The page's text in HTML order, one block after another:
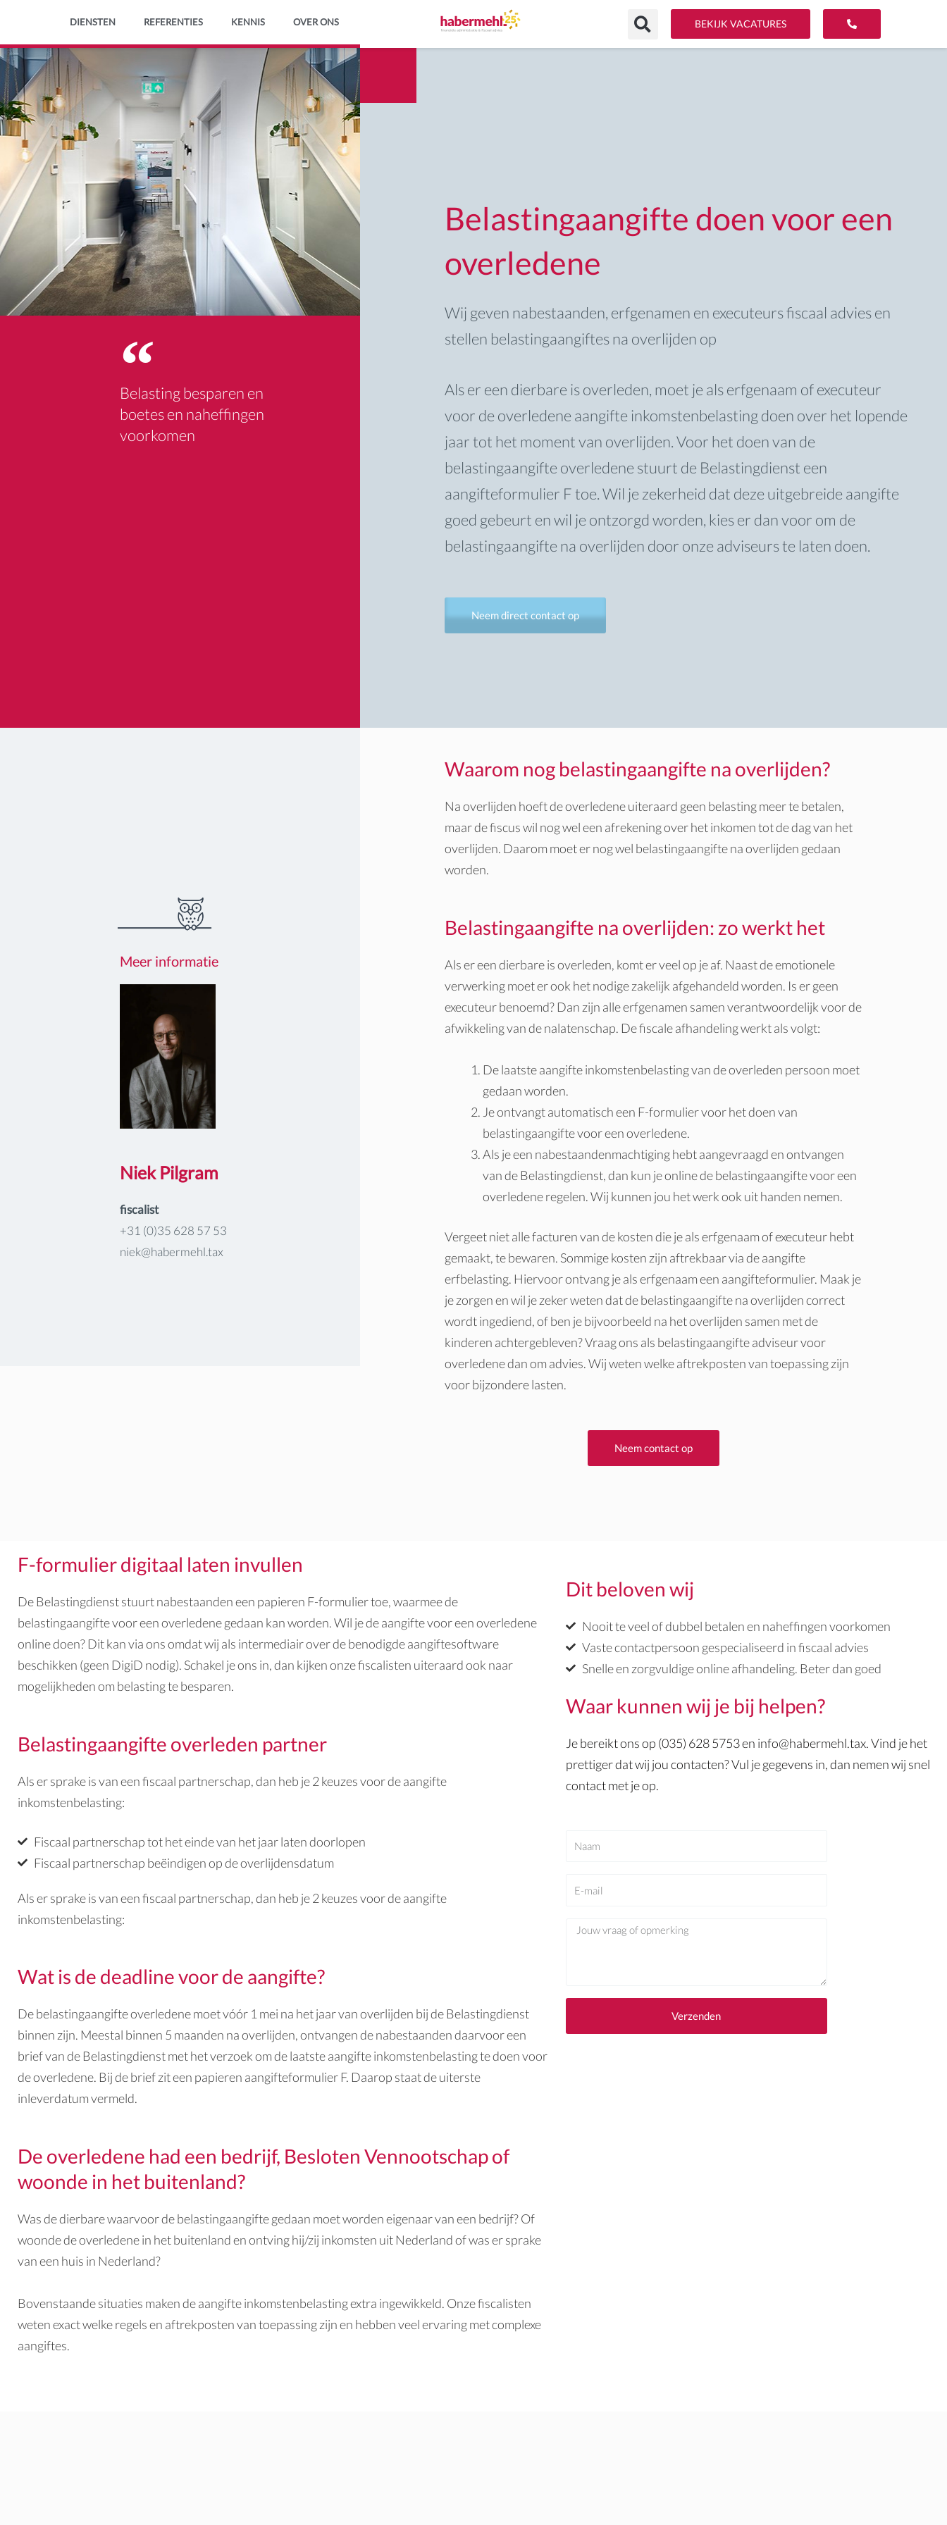
de
content
DIENSTEN REFERENTIES KENNIS OVER ONS BEKIJK VACATURES
Belasting besparen en
boetes en naheffingen
voorkomen
Belastingaangifte doen voor een
overledene
Wij geven nabestaanden, erfgenamen en executeurs fiscaal advies en
stellen belastingaangiftes na overlijden op
Als er een dierbare is overleden, moet je als erfgenaam of executeur
voor de overledene aangifte inkomstenbelasting doen over het lopende
jaar tot het moment van overlijden. Voor het doen van de
belastingaangifte overledenestuurt de Belastingdienst een
aangifteformulier F toe. Wil je zekerheid dat deze uitgebreide aangifte
goed gebeurt en wil je ontzorgd worden, kies er dan voor om de
belastingaangifte na overlijden door onze adviseurs te laten doen.
Neem direct contact op
Meer informatie
Niek Pilgram
fiscalist
+31 (0)35 628 57 53
niek@habermehl.tax
Waarom nog belastingaangifte na overlijden?
Na overlijden hoeft de overledene uiteraard geen belasting meer te betalen,
maar de fiscus wil nog wel een afrekening over het inkomen tot de dag van het
overlijden. Daarom moet er nog wel belastingaangifte na overlijden gedaan
worden.
Belastingaangifte na overlijden: zo werkt het
Als er een dierbare is overleden, komt er veel op je af. Naast de emotionele
verwerking moet er ook het nodige zakelijk afgehandeld worden. Is er geen
executeur benoemd? Dan zijn alle erfgenamen samen verantwoordelijk voor de
afwikkeling van de nalatenschap. De fiscale afhandeling werkt als volgt:
De laatste aangifte inkomstenbelasting van de overleden persoon moet
gedaan worden.
Je ontvangt automatisch een F-formulier voor het doen van
belastingaangifte voor een overledene.
Als je een nabestaandenmachtiging hebt aangevraagd en ontvangen
van de Belastingdienst, dan kun je online de belastingaangifte voor een
overledene regelen. Wij kunnen jou het werk ook uit handen nemen.
Vergeet niet alle facturen van de kosten die je als erfgenaam of executeur hebt
gemaakt, te bewaren. Sommige kosten zijn aftrekbaar via de aangifte
erfbelasting. Hiervoor ontvang je als erfgenaam een aangifteformulier. Maak je
je zorgen en wil je zeker weten dat de belastingaangifte na overlijden correct
wordt ingediend, of ben je bijvoorbeeld na het overlijden samen met de
kinderen achtergebleven? Vraag ons als belastingaangifte adviseur voor
overledene dan om advies. Wij weten welke aftrekposten van toepassing zijn
voor bijzondere lasten.
Neem contact op
F-formulier digitaal laten invullen
De Belastingdienst stuurt nabestaanden een papieren F-formulier toe, waarmee de
belastingaangifte voor een overledenegedaan kan worden. Wil je de aangifte voor een overledene
online doen? Dit kan via ons omdat wij als intermediair over de benodigde aangiftesoftware
beschikken (geen DigiD nodig). Schakel je ons in, dan kijken onze fiscalisten uiteraard ook naar
mogelijkheden om belasting te besparen.
Belastingaangifte overleden partner
Als er sprake is van een fiscaal partnerschap, dan heb je 2 keuzes voor de aangifte
inkomstenbelasting:
Fiscaal partnerschap tot het einde van het jaar laten doorlopen
Fiscaal partnerschap beëindigen op de overlijdensdatum
Als er sprake is van een fiscaal partnerschap, dan heb je 2 keuzes voor de aangifte
inkomstenbelasting:
Wat is de deadline voor de aangifte?
Debelastingaangifte overledenemoet vóór 1 mei na het jaar van overlijden bij de Belastingdienst
binnen zijn. Meestal binnen 5 maanden na overlijden, ontvangen de nabestaanden daarvoor een
brief van de Belastingdienst met het verzoek om de laatste aangifte inkomstenbelasting te doen voor
de overledene. Bij de brief zit een papieren aangifteformulier F. Daarop staat de uiterste
inleverdatum vermeld.
De overledene had een bedrijf, Besloten Vennootschap of
woonde in het buitenland?
Was de dierbare waarvoor debelastingaangiftegedaan moet worden eigenaar van een bedrijf? Of
woonde de overledene in het buitenland en ontving hij/zij inkomsten uit Nederland of was er sprake
van een huis in Nederland?
Bovenstaande situaties maken de aangifte inkomstenbelasting extra ingewikkeld. Onze fiscalisten
weten exact welke regels en aftrekposten van toepassing zijn en hebben veel ervaring met complexe
aangiftes.
Dit beloven wij
Nooit te veel of dubbel betalen en naheffingen voorkomen
Vaste contactpersoon gespecialiseerd in fiscaal advies
Snelle en zorgvuldige online afhandeling. Beter dan goed
Waar kunnen wij je bij helpen?
Je bereikt ons op (035) 628 5753 en info@habermehl.tax. Vind je het
prettiger dat wij jou contacten? Vul je gegevens in, dan nemen wij snel
contact met je op.
N
Verzenden